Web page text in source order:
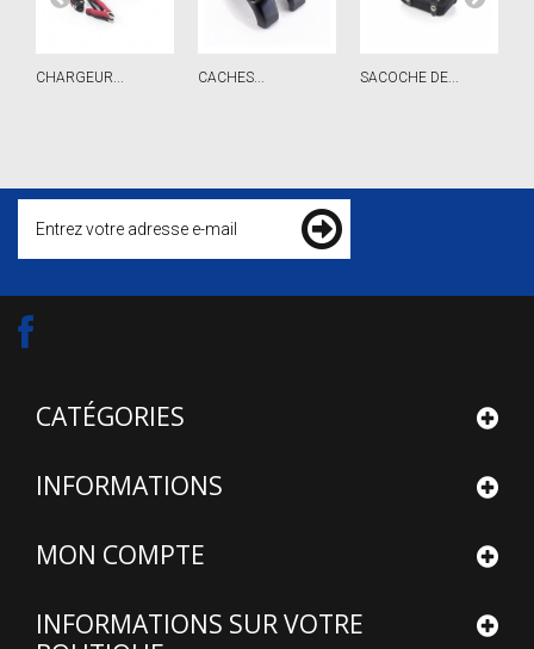
CHARGEUR... CACHES... SACOCHE DE...
CATÉGORIES
INFORMATIONS
MON COMPTE
INFORMATIONS SUR VOTRE